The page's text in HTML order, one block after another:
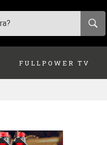
FULLPOWER TV